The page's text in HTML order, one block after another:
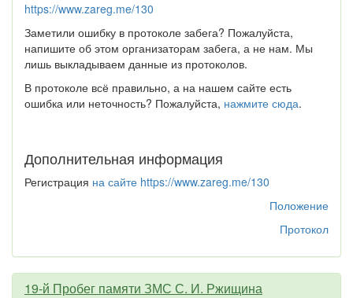
https://www.zareg.me/130
Заметили ошибку в протоколе забега? Пожалуйста,
напишите об этом организаторам забега, а не нам. Мы
лишь выкладываем данные из протоколов.
В протоколе всё правильно, а на нашем сайте есть
ошибка или неточность? Пожалуйста, нажмите сюда.
Дополнительная информация
Регистрация на сайте https://www.zareg.me/130
Положение
Протокол
19-й Пробег памяти ЗМС С. И. Ржищина